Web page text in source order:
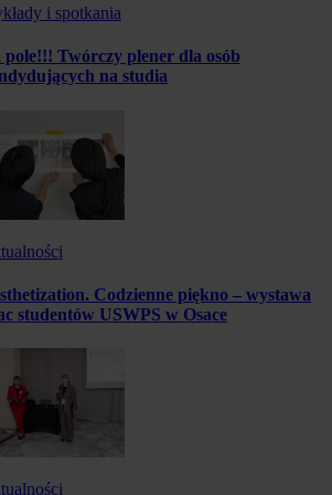
i spotkania
pole!!! Twórczy plener dla osób
na studia
Codzienne piękno – wystawa
studentów USWPS w Osace